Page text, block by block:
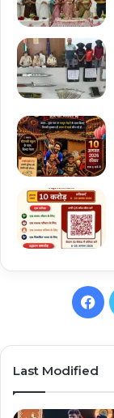
Last Modified